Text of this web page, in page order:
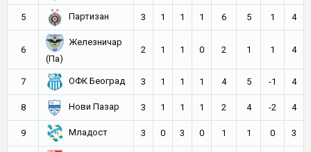
5 Партизан 3 1 1 1 6 5 1 4
6
Железничар
(Па)
2 1 1 0 2 1 1 4
7 ОФК Београд 3 1 1 1 4 5 -1 4
8 Нови Пазар 3 1 1 1 2 4 -2 4
9 Младост 3 0 3 0 1 1 0 3